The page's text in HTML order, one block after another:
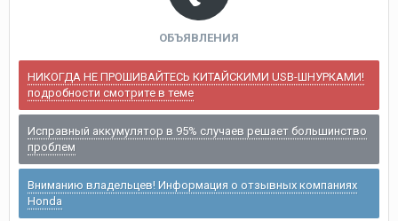
ОБЪЯВЛЕНИЯ
НИКОГДА НЕ ПРОШИВАЙТЕСЬ КИТАЙСКИМИ USB-ШНУРКАМИ!
подробности смотрите в теме
Исправный аккумулятор в 95% случаев решает большинство
проблем
Вниманию владельцев! Информация о отзывных компаниях
Honda